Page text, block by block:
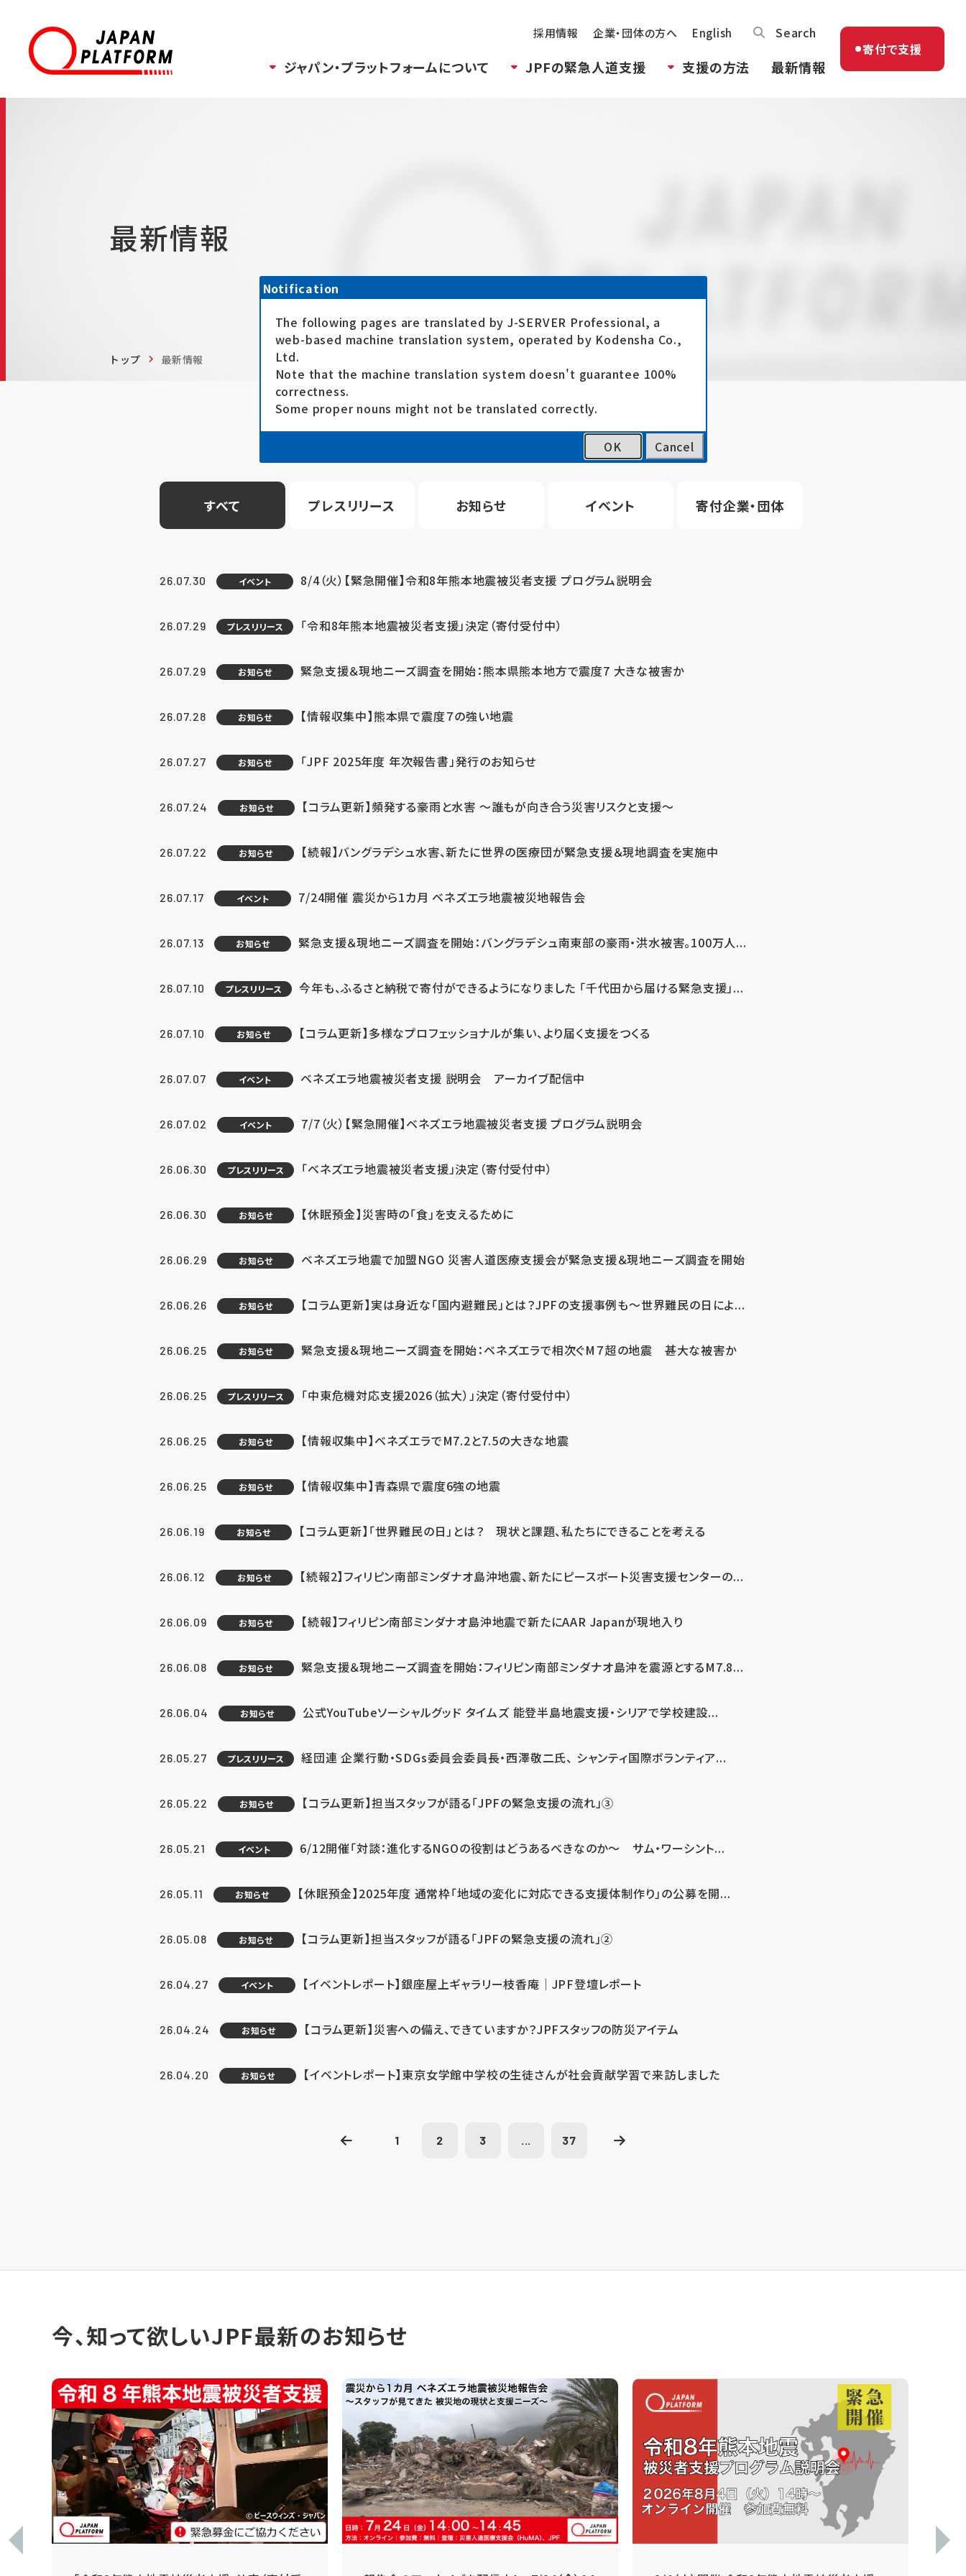
採用情報 企業・団体の方へ English Search
ジャパン・プラットフォームについて JPFの緊急人道支援 支援の方法 最新情報
寄付で支援
最新情報
トップ 最新情報
すべて プレスリリース お知らせ イベント 寄付企業・団体
26.07.30 イベント 8/4（火）【緊急開催】令和8年熊本地震被災者支援 プログラム説明会
26.07.29 プレスリリース 「令和8年熊本地震被災者支援」決定（寄付受付中）
26.07.29 お知らせ 緊急支援＆現地ニーズ調査を開始：熊本県熊本地方で震度7 大きな被害か
26.07.28 お知らせ 【情報収集中】熊本県で震度７の強い地震
26.07.27 お知らせ 「JPF 2025年度 年次報告書」発行のお知らせ
26.07.24 お知らせ 【コラム更新】頻発する豪雨と水害 ～誰もが向き合う災害リスクと支援～
26.07.22 お知らせ 【続報】バングラデシュ水害、新たに世界の医療団が緊急支援＆現地調査を実施中
26.07.17 イベント 7/24開催 震災から1カ月 ベネズエラ地震被災地報告会
26.07.13 お知らせ 緊急支援＆現地ニーズ調査を開始：バングラデシュ南東部の豪雨・洪水被害。100万人...
26.07.10 プレスリリース 今年も、ふるさと納税で寄付ができるようになりました 「千代田から届ける緊急支援」...
26.07.10 お知らせ 【コラム更新】多様なプロフェッショナルが集い、より届く支援をつくる
26.07.07 イベント ベネズエラ地震被災者支援 説明会 アーカイブ配信中
26.07.02 イベント 7/7（火）【緊急開催】ベネズエラ地震被災者支援 プログラム説明会
26.06.30 プレスリリース 「ベネズエラ地震被災者支援」決定（寄付受付中）
26.06.30 お知らせ 【休眠預金】災害時の「食」を支えるために
26.06.29 お知らせ ベネズエラ地震で加盟NGO 災害人道医療支援会が緊急支援＆現地ニーズ調査を開始
26.06.26 お知らせ 【コラム更新】実は身近な「国内避難民」とは？JPFの支援事例も～世界難民の日によ...
26.06.25 お知らせ 緊急支援＆現地ニーズ調査を開始：ベネズエラで相次ぐM７超の地震 甚大な被害か
26.06.25 プレスリリース 「中東危機対応支援2026（拡大）」決定（寄付受付中）
26.06.25 お知らせ 【情報収集中】ベネズエラでM7.2と7.5の大きな地震
26.06.25 お知らせ 【情報収集中】青森県で震度6強の地震
26.06.19 お知らせ 【コラム更新】「世界難民の日」とは？ 現状と課題、私たちにできることを考える
26.06.12 お知らせ 【続報2】フィリピン南部ミンダナオ島沖地震、新たにピースボート災害支援センターの...
26.06.09 お知らせ 【続報】フィリピン南部ミンダナオ島沖地震で新たにAAR Japanが現地入り
26.06.08 お知らせ 緊急支援＆現地ニーズ調査を開始：フィリピン南部ミンダナオ島沖を震源とするM7.8...
26.06.04 お知らせ 公式YouTubeソーシャルグッド タイムズ 能登半島地震支援・シリアで学校建設...
26.05.27 プレスリリース 経団連 企業行動・SDGs委員会委員長・西澤敬二氏、 シャンティ国際ボランティア...
26.05.22 お知らせ 【コラム更新】担当スタッフが語る「JPFの緊急支援の流れ」③
26.05.21 イベント 6/12開催「対談：進化するNGOの役割はどうあるべきなのか～ サム・ワーシント...
26.05.11 お知らせ 【休眠預金】2025年度 通常枠「地域の変化に対応できる支援体制作り」の公募を開...
26.05.08 お知らせ 【コラム更新】担当スタッフが語る「JPFの緊急支援の流れ」②
26.04.27 イベント 【イベントレポート】銀座屋上ギャラリー枝香庵｜JPF登壇レポート
26.04.24 お知らせ 【コラム更新】災害への備え、できていますか？JPFスタッフの防災アイテム
26.04.20 お知らせ 【イベントレポート】東京女学館中学校の生徒さんが社会貢献学習で来訪しました
1 2 3 ... 37
今、知って欲しいJPF最新のお知らせ
Notification
The following pages are translated by J-SERVER Professional, a
web-based machine translation system, operated by Kodensha Co.,
Ltd.
Note that the machine translation system doesn't guarantee 100%
correctness.
Some proper nouns might not be translated correctly.
OK Cancel